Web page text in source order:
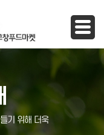
기 위해 더욱